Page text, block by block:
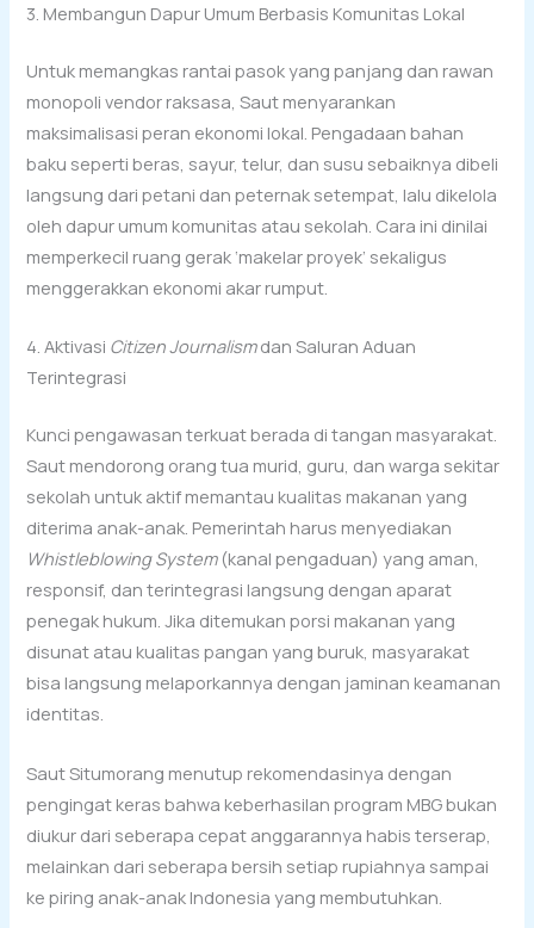
3. Membangun Dapur Umum Berbasis Komunitas Lokal
Untuk memangkas rantai pasok yang panjang dan rawan
monopoli vendor raksasa, Saut menyarankan
maksimalisasi peran ekonomi lokal. Pengadaan bahan
baku seperti beras, sayur, telur, dan susu sebaiknya dibeli
langsung dari petani dan peternak setempat, lalu dikelola
oleh dapur umum komunitas atau sekolah. Cara ini dinilai
memperkecil ruang gerak ‘makelar proyek’ sekaligus
menggerakkan ekonomi akar rumput.
4. Aktivasi Citizen Journalismdan Saluran Aduan
Terintegrasi
Kunci pengawasan terkuat berada di tangan masyarakat.
Saut mendorong orang tua murid, guru, dan warga sekitar
sekolah untuk aktif memantau kualitas makanan yang
diterima anak-anak. Pemerintah harus menyediakan
Whistleblowing System(kanal pengaduan) yang aman,
responsif, dan terintegrasi langsung dengan aparat
penegak hukum. Jika ditemukan porsi makanan yang
disunat atau kualitas pangan yang buruk, masyarakat
bisa langsung melaporkannya dengan jaminan keamanan
identitas.
Saut Situmorang menutup rekomendasinya dengan
pengingat keras bahwa keberhasilan program MBG bukan
diukur dari seberapa cepat anggarannya habis terserap,
melainkan dari seberapa bersih setiap rupiahnya sampai
ke piring anak-anak Indonesia yang membutuhkan.